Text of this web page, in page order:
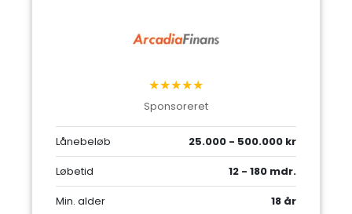
★★★★★
Sponsoreret
Lånebeløb
25.000 - 500.000 kr
Løbetid
12 - 180 mdr.
Min. alder
18 år